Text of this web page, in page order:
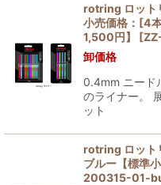
rotring ロット
小売価格：[4
1,500円】
[
卸価格
0.4mm ニード
のライナー。
ット
rotring ロット
ブルー【標準
200315-01-